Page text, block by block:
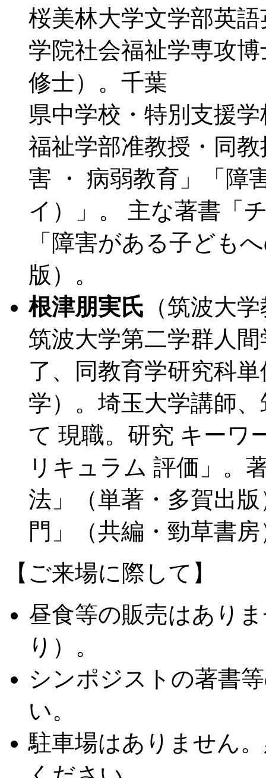
桜美林大学文学部英
学院社会福祉学専攻
修士）。千葉
県中学校・特別支援
福祉学部准教授・同
害 ・ 病弱教育」「障
イ）」。 主な著書「
「障害がある子ども
版）。
根津朋実氏 （筑波大
筑波大学第二学群人
了、同教育学研究科
学）。埼玉大学講師
て 現職。研究 キーワ
リキュラム 評価」。
法」（単著・多賀出
門」（共編・勁草書
【ご来場に際して】
昼食等の販売はあり
り）。
シンポジストの著書
い。
駐車場はありません